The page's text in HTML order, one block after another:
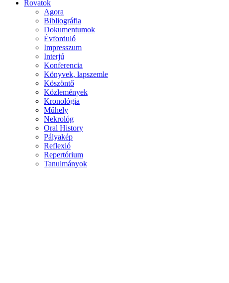
Rovatok
Agora
Bibliográfia
Dokumentumok
Évforduló
Impresszum
Interjú
Konferencia
Könyvek, lapszemle
Köszöntő
Közlemények
Kronológia
Műhely
Nekrológ
Oral History
Pályakép
Reflexió
Repertórium
Tanulmányok